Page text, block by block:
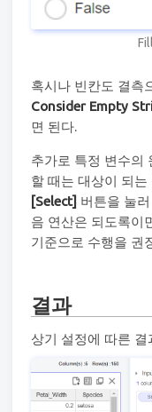
혹시나 빈칸도 결측
Consider Empty
면 된다.
추가로 특정 변수의
할 때는 대상이 되는
[Select] 버튼을 눌
음 연산은 되도록이
기준으로 수행을 권
결과
상기 설정에 따른 결